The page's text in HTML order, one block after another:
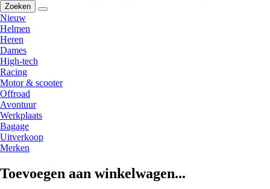
Zoeken
Nieuw
Helmen
Heren
Dames
High-tech
Racing
Motor & scooter
Offroad
Avontuur
Werkplaats
Bagage
Uitverkoop
Merken
Toevoegen aan winkelwagen...